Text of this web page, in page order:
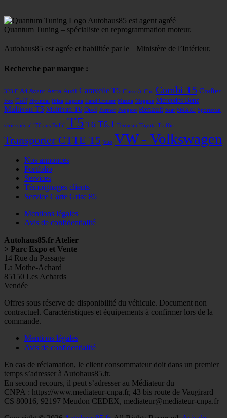
Autohaus85 est agent agréé
Quantum Tuning – spécialiste en reprogrammation moteur.
Autohaus85 est agrée et habilitée par le Ministère de l’Intérieur.
Recherche par marque :
323 F A4 Avant Astra Audi Caravelle T5 Classe A Clio Combi T5 Crafter
Fox Golf Hyundai Ibiza Laguna Land Cruiser Mazda Megane Mercedes Benz
Multivan T5 Multivan T6 Opel Partner Peugeot Renault Seat SMART Sportsvan
série spécial "70 ans Bulli" T5 T6 T6.1 Terracan Toyota Traffic
Transporter CTTE T5 Vito VW - Volkswagen
Nos annonces
Portfolio
Services
Témoignages clients
Service Carte Grise 85
Mentions légales
Avis de confidentialité
Autohaus85.fr Atelier
> Parc Expo et Vente
14 Rue du Passage
La Mothe-Achard
85150 Les Achards
Vendée
Facebook
Googleplus
E-
mail
Instagram
Tél
Offres sous réserve de disponibilité du véhicule. Document non
contractuel. Caractéristiques et équipements à confirmer lors de la
commande.
Mentions légales
Avis de confidentialité
En cas de réclamation, le client consommateur doit dans un premier
temps s’adresser à Autohaus85.fr.
En second recours, il peut s’adresser au Médiateur du
CNPA : https://www.mediateur-cnpa.fr, 43 bis route de Vaugirard –
CS 80016, 92197 Meudon CEDEX, mediateur@mediateur-cnpa.fr